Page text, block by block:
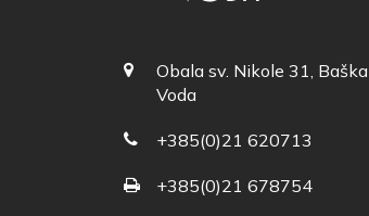
Obala sv. Nikole 31, Baška
Voda
+385(0)21 620713
+385(0)21 678754